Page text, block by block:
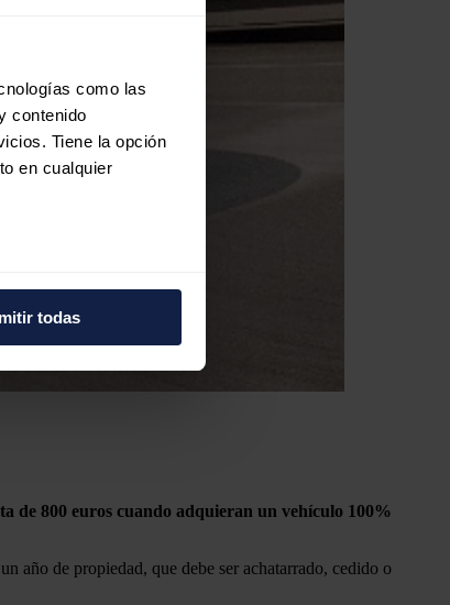
como las
contenido
Tiene la opción
en cualquier
todas
de 800 euros cuando adquieran un vehículo 100%
año de propiedad, que debe ser achatarrado, cedido o